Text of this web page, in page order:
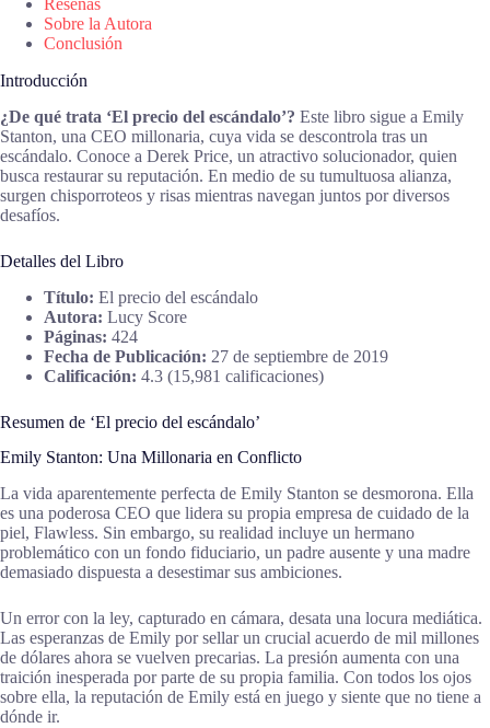
Reseñas
Sobre la Autora
Conclusión
Introducción
¿De qué trata ‘El precio del escándalo’? Este libro sigue a Emily
Stanton, una CEO millonaria, cuya vida se descontrola tras un
escándalo. Conoce a Derek Price, un atractivo solucionador, quien
busca restaurar su reputación. En medio de su tumultuosa alianza,
surgen chisporroteos y risas mientras navegan juntos por diversos
desafíos.
Detalles del Libro
Título: El precio del escándalo
Autora: Lucy Score
Páginas: 424
Fecha de Publicación: 27 de septiembre de 2019
Calificación: 4.3 (15,981 calificaciones)
Resumen de ‘El precio del escándalo’
Emily Stanton: Una Millonaria en Conflicto
La vida aparentemente perfecta de Emily Stanton se desmorona. Ella
es una poderosa CEO que lidera su propia empresa de cuidado de la
piel, Flawless. Sin embargo, su realidad incluye un hermano
problemático con un fondo fiduciario, un padre ausente y una madre
demasiado dispuesta a desestimar sus ambiciones.
Un error con la ley, capturado en cámara, desata una locura mediática.
Las esperanzas de Emily por sellar un crucial acuerdo de mil millones
de dólares ahora se vuelven precarias. La presión aumenta con una
traición inesperada por parte de su propia familia. Con todos los ojos
sobre ella, la reputación de Emily está en juego y siente que no tiene a
dónde ir.